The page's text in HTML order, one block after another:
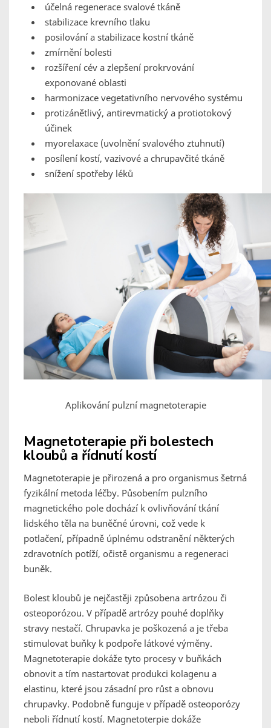
účelná regenerace svalové tkáně
stabilizace krevního tlaku
posilování a stabilizace kostní tkáně
zmírnění bolesti
rozšíření cév a zlepšení prokrvování
exponované oblasti
harmonizace vegetativního nervového systému
protizánětlivý, antirevmatický a protiotokový
účinek
myorelaxace (uvolnění svalového ztuhnutí)
posílení kostí, vazivové a chrupavčité tkáně
snížení spotřeby léků
Aplikování pulzní magnetoterapie
Magnetoterapie při bolestech
kloubů a řídnutí kostí
Magnetoterapie je přirozená a pro organismus šetrná
fyzikální metoda léčby. Působením pulzního
magnetického pole dochází k ovlivňování tkání
lidského těla na buněčné úrovni, což vede k
potlačení, případně úplnému odstranění některých
zdravotních potíží, očistě organismu a regeneraci
buněk.
Bolest kloubů je nejčastěji způsobena artrózou či
osteoporózou. V případě artrózy pouhé doplňky
stravy nestačí. Chrupavka je poškozená a je třeba
stimulovat buňky k podpoře látkové výměny.
Magnetoterapie dokáže tyto procesy v buňkách
obnovit a tím nastartovat produkci kolagenu a
elastinu, které jsou zásadní pro růst a obnovu
chrupavky. Podobně funguje v případě osteoporózy
neboli řídnutí kostí. Magnetoterpie dokáže